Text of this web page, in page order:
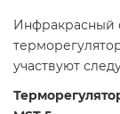
Инфракрасный
участвуют